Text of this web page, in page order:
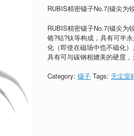
RUBIS精密镊子No.7(镊尖为
RUBIS精密镊子No.7(镊尖为
铬?钴?钛等构成，具有可半
化（即使在磁场中也不磁化
具有可与碳钢相媲美的硬度
Category:镊子 Tags:无尘室